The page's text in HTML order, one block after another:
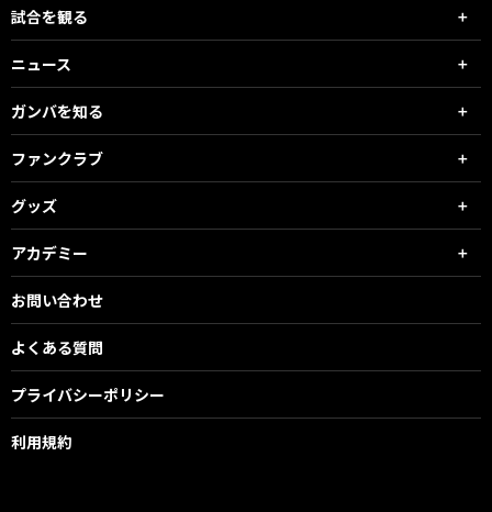
試合を観る
ニュース
ガンバを知る
ファンクラブ
グッズ
アカデミー
お問い合わせ
よくある質問
プライバシーポリシー
利用規約